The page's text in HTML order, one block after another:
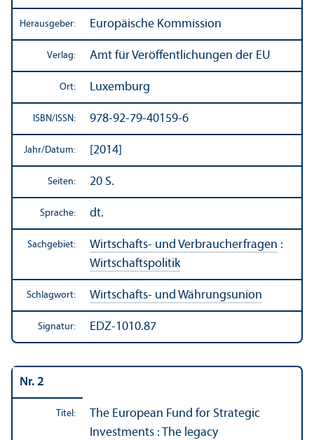
Herausgeber: Europäische Kommission
Verlag: Amt für Veröffentlichungen der EU
Ort: Luxemburg
ISBN/ ISSN: 978-92-79-40159-6
Jahr/Datum: [2014]
Seiten: 20 S.
Sprache: dt.
Sachgebiet: Wirtschafts- und Verbraucherfragen :
Wirtschafts­politik
Schlagwort: Wirtschafts- und Währungs­union
Signatur: EDZ-1010.87
Nr. 2
Titel:
The European Fund for Strategic
Investments : The legacy